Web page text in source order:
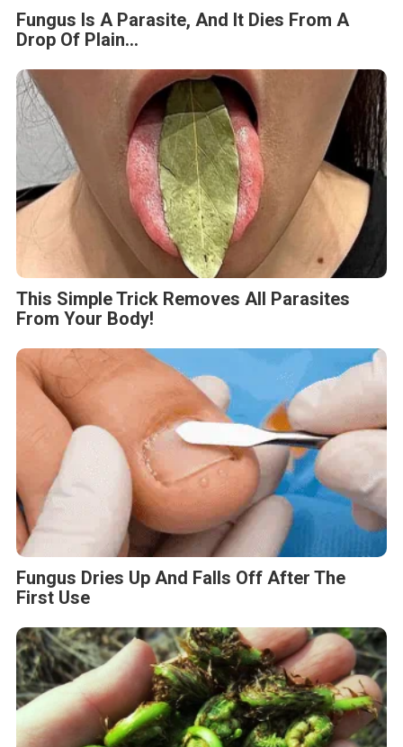
Fungus Is A Parasite, And It Dies From A
Drop Of Plain...
This Simple Trick Removes All Parasites
From Your Body!
Fungus Dries Up And Falls Off After The
First Use